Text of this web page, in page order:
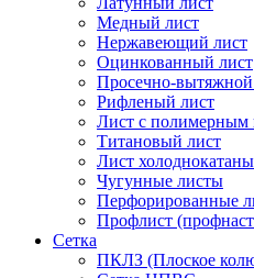
Медный лист
Нержавеющий лист
Оцинкованный лист
Просечно-
Рифленый лист
Лист с полимерным
Титановый лист
Лист
Чугунные листы
Перфорированные
Профлист
Сетка
ПКЛЗ (Плоское